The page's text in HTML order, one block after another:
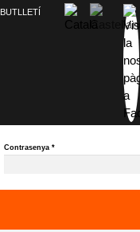
BUTLLETÍ
Contrasenya*